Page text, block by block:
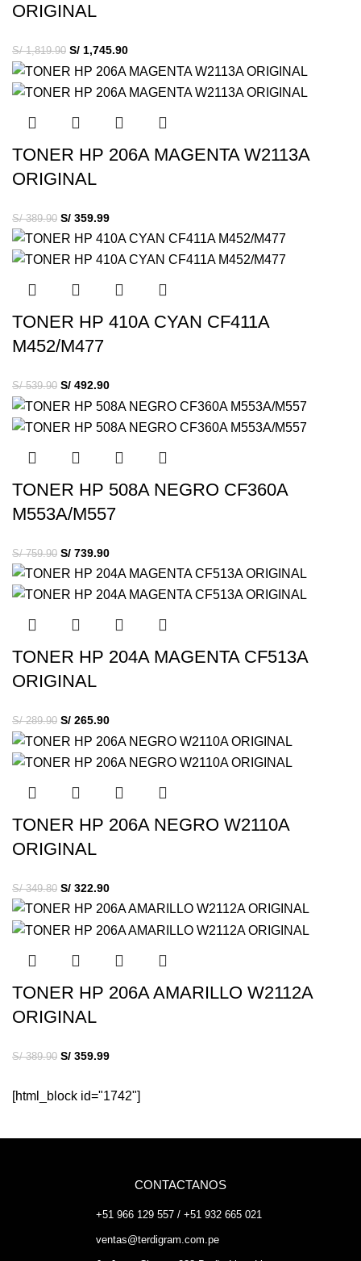
ORIGINAL
S/1,819.90 S/ 1,745.90
TONER HP 206A MAGENTA W2113A
ORIGINAL
S/389.90 S/ 359.99
TONER HP 410A CYAN CF411A
M452/M477
S/539.90 S/ 492.90
TONER HP 508A NEGRO CF360A
M553A/M557
S/759.90 S/ 739.90
TONER HP 204A MAGENTA CF513A
ORIGINAL
S/289.90 S/ 265.90
TONER HP 206A NEGRO W2110A
ORIGINAL
S/349.80 S/ 322.90
TONER HP 206A AMARILLO W2112A
ORIGINAL
S/389.90 S/ 359.99
[html_block id="1742"]
CONTACTANOS
+51 966 129 557 / +51 932 665 021
ventas@terdigram.com.pe